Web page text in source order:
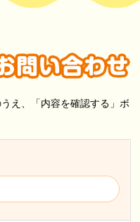
え、「内容を確認する」ボ